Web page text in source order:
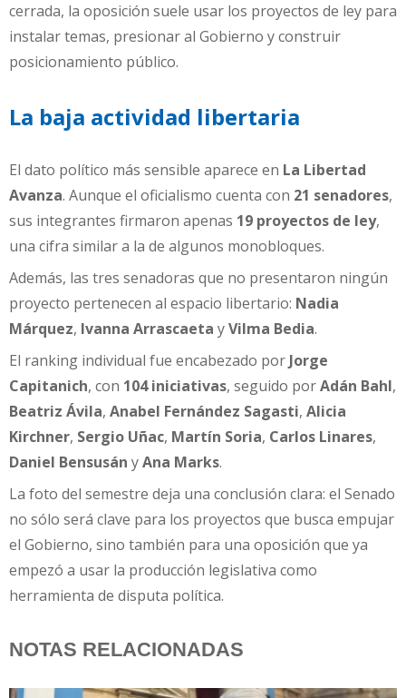
cerrada, la oposición suele usar los proyectos de ley para
instalar temas, presionar al Gobierno y construir
posicionamiento público.
La baja actividad libertaria
El dato político más sensible aparece en La Libertad
Avanza. Aunque el oficialismo cuenta con 21 senadores,
sus integrantes firmaron apenas 19 proyectos de ley,
una cifra similar a la de algunos monobloques.
Además, las tres senadoras que no presentaron ningún
proyecto pertenecen al espacio libertario: Nadia
Márquez, Ivanna Arrascaeta yVilma Bedia.
El ranking individual fue encabezado por Jorge
Capitanich, con 104 iniciativas, seguido porAdán Bahl,
Beatriz Ávila, Anabel Fernández Sagasti, Alicia
Kirchner, Sergio Uñac, Martín Soria, Carlos Linares,
Daniel Bensusán yAna Marks.
La foto del semestre deja una conclusión clara: el Senado
no sólo será clave para los proyectos que busca empujar
el Gobierno, sino también para una oposición que ya
empezó a usar la producción legislativa como
herramienta de disputa política.
NOTAS RELACIONADAS